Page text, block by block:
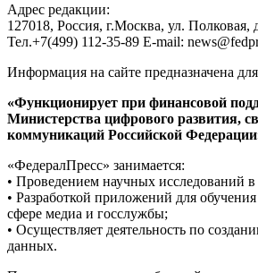
Адрес редакции:
127018, Россия, г.Москва, ул. Полковая,
Тел.+7(499) 112-35-89 E-mail:
Информация на сайте предназначена
«Функционирует при финансовой
Министерства цифрового развития,
коммуникаций Российской
«ФедералПресс» занимается:
• Проведением научных исследований в
• Разработкой приложений для
сфере медиа и госслужбы;
• Осуществляет деятельность по
данных.